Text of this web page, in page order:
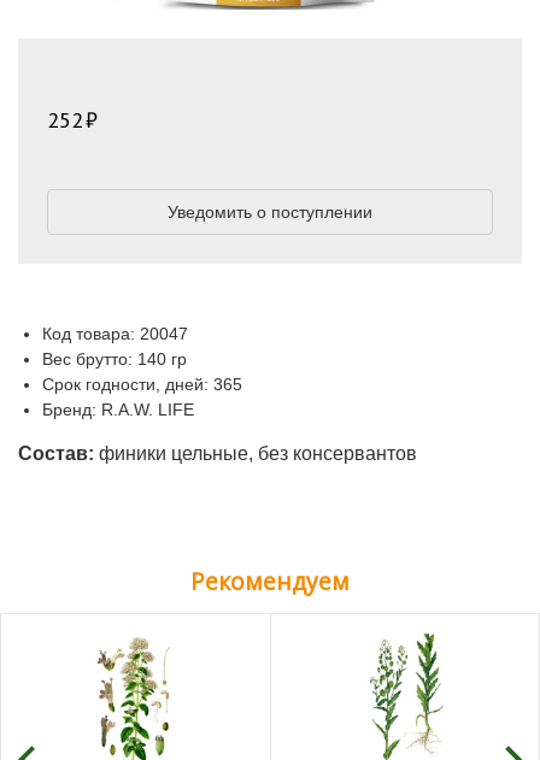
Код товара: 20047
Вес брутто: 140 гр
Срок годности, дней: 365
Бренд: R.A.W. LIFE
Состав: финики цельные, без консервантов
252
Уведомить о поступлении
Рекомендуем